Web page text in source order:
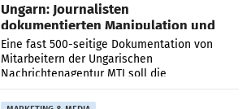
Ungarn: Journalisten
dokumentierten Manipulation und
Zensur
Eine fast 500-seitige Dokumentation von
Mitarbeitern der Ungarischen
Nachrichtenagentur MTI soll die
systematische Nachrichten-Manipulation und
Zensur bei der Agentur während der Zeit